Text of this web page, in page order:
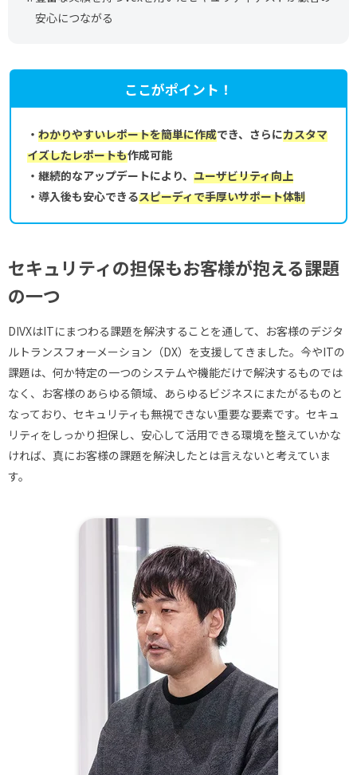
安心につながる
ここがポイント！
・ わかりやすいレポートを簡単に作成でき、さらにカスタマ
イズしたレポートも作成可能
・継続的なアップデートにより、 ユーザビリティ向上
・導入後も安心できるスピーディで手厚いサポート体制
セキュリティの担保もお客様が抱える課題
の一つ
DIVXはITにまつわる課題を解決することを通して、お客様のデジタ
ルトランスフォーメーション（DX）を支援してきました。今やITの
課題は、何か特定の一つのシステムや機能だけで解決するものでは
なく、お客様のあらゆる領域、あらゆるビジネスにまたがるものと
なっており、セキュリティも無視できない重要な要素です。セキュ
リティをしっかり担保し、安心して活用できる環境を整えていかな
ければ、真にお客様の課題を解決したとは言えないと考えていま
す。